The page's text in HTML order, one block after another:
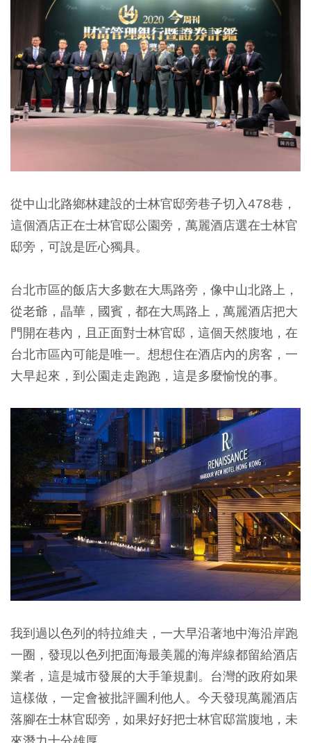
從中山北路鄉林建設的士林官邸旁巷子切入478巷，
這個酒店正在士林官邸公園旁，萬麗酒店選在士林官
邸旁，可說是匠心獨具。
台北市區的飯店大多數在大馬路旁，像中山北路上，
從老爺，晶華，國賓，都在大馬路上，萬麗酒店把大
門開在巷內，且正面對士林官邸，這個天然腹地，在
台北市區內可能是唯一。想想住在酒店內的房客，一
大早起來，到公園走走跑跑，這是多麼愉悅的事。
我到過以色列的特拉維夫，一大早沿著地中海沿岸跑
一圈，發現以色列把面海最美麗的海岸線都留給酒店
業者，這是城市發展的大手筆規劃。台灣的政府如果
這樣做，一定會被批評圖利他人。今天發現萬麗酒店
落腳在士林官邸旁，如果好好把士林官邸當腹地，未